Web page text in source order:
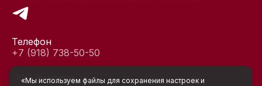
Телефон
+7 (918) 738-50-50
ООО Хантерс
«Мы используем файлы для сохранения настроек и